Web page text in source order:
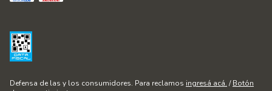
Defensa de las y los consumidores. Para reclamos ingresá acá. / Botón